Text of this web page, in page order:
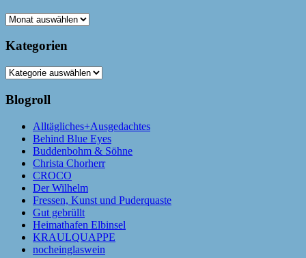
Archiv
Kategorien
Kategorien
Blogroll
Alltägliches+Ausgedachtes
Behind Blue Eyes
Buddenbohm & Söhne
Christa Chorherr
CROCO
Der Wilhelm
Fressen, Kunst und Puderquaste
Gut gebrüllt
Heimathafen Elbinsel
KRAULQUAPPE
nocheinglaswein